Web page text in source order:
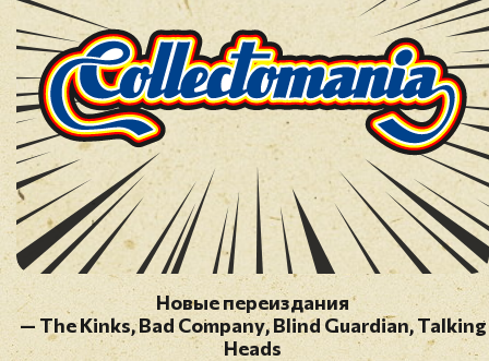
Новые переиздания
— The Kinks, Bad Companу, Blind Guardian, Talking
Heads